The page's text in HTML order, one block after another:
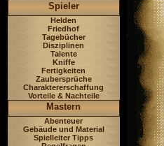
Spieler
Helden
Friedhof
Tagebücher
Disziplinen
Talente
Kniffe
Fertigkeiten
Zaubersprüche
Charaktererschaffung
Vorteile & Nachteile
Mastern
Abenteuer
Gebäude und Material
Spielleiter Tipps